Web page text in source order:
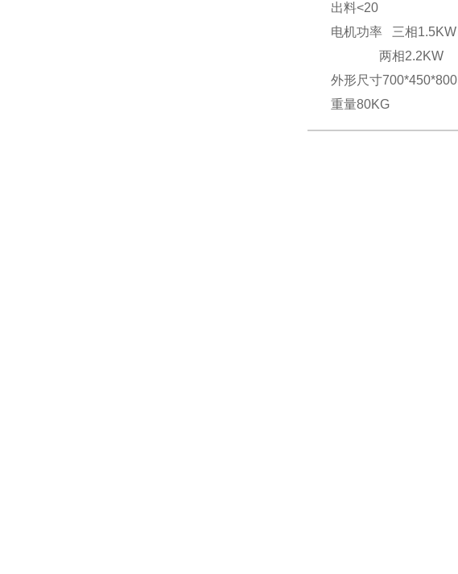
出料<20
电机功率
三相1.5KW
两相2.2KW
外形尺寸700*450*800
重量80KG